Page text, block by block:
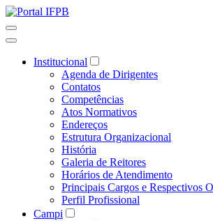
Institucional
Agenda de Dirigentes
Contatos
Competências
Atos Normativos
Endereços
Estrutura Organizacional
História
Galeria de Reitores
Horários de Atendimento
Principais Cargos e Respectivos
Perfil Profissional
Campi